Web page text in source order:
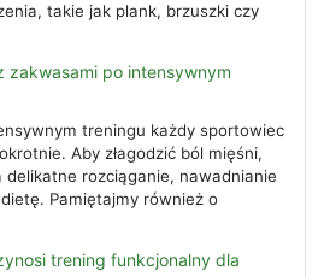
takie jak plank, brzuszki czy
zakwasami po intensywnym
treningu każdy sportowiec
Aby złagodzić ból mięśni,
rozciąganie, nawadnianie
Pamiętajmy również o
trening funkcjonalny dla